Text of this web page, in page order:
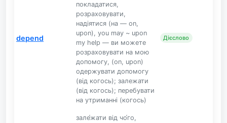
depend
покладатися,
розраховувати,
надіятися (на — on,
upon), you may ~ upon
my help — ви можете
розраховувати на мою
допомогу, (on, upon)
одержувати допомогу
(від когось); залежати
(від когось); перебувати
на утриманні (когось)
Дієслово
зале́жати від чо́го,